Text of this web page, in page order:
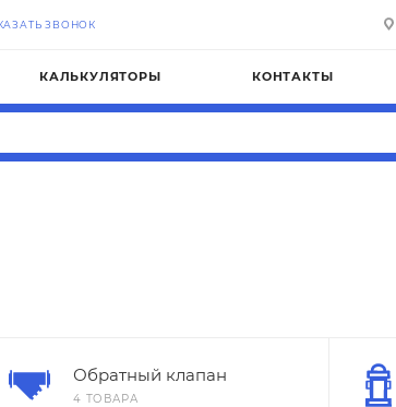
ЗВОНОК
КАЛЬКУЛЯТОРЫ КОНТАКТЫ
Обратный клапан
4 ТОВАРА